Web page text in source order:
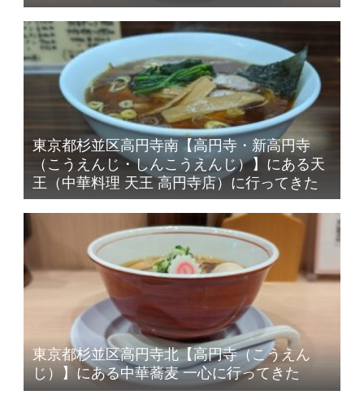
東京都杉並区高円寺南【高円寺・新高円寺
（こうえんじ・しんこうえんじ）】にある天
王（中華料理 天王 高円寺店）に行ってきた
東京都杉並区高円寺北【高円寺（こうえん
じ）】にある中華蕎麦 一心に行ってきた